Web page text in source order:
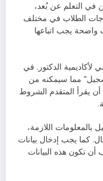
في التعلم عن بُعد،
الطلاب في مختلف
واضحة يجب اتباعها
لأكاديمية الدكتور. في
مما سيمكنه من
يقرأ المتقدم الشروط
بالمعلومات اللازمة،
كما يجب إدخال بيانات
أن تكون هذه البيانات